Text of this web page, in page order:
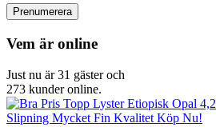
Vem är online
Just nu är 31 gäster och
273 kunder online.